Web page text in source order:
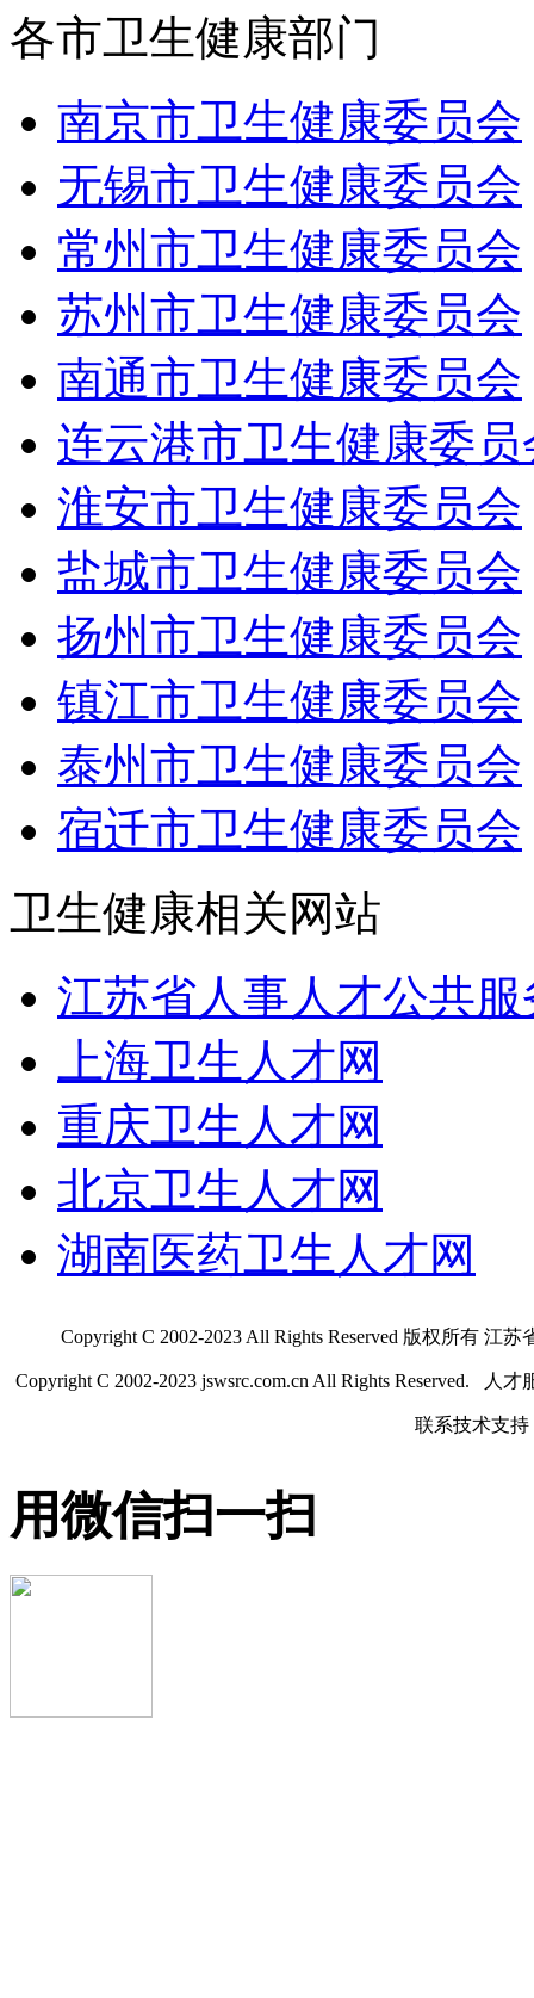
各市卫生健康部门
南京市卫生健康委员会
无锡市卫生健康委员会
常州市卫生健康委员会
苏州市卫生健康委员会
南通市卫生健康委员会
连云港市卫生健康委员
淮安市卫生健康委员会
盐城市卫生健康委员会
扬州市卫生健康委员会
镇江市卫生健康委员会
泰州市卫生健康委员会
宿迁市卫生健康委员会
卫生健康相关网站
江苏省人事人才公共服
上海卫生人才网
重庆卫生人才网
北京卫生人才网
湖南医药卫生人才网
Copyright C 2002-2023 All Rights Reserved 版权所有
Copyright C 2002-2023 jswsrc.com.cn All Rights Reserved. 人
联系技术支持
用微信扫一扫